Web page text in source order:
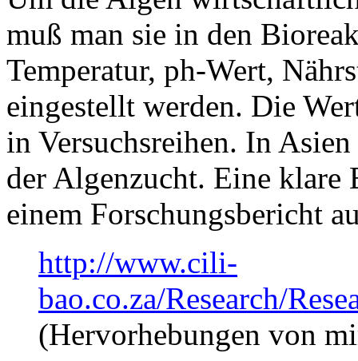
muß man sie in den
Temperatur, ph-Wert,
eingestellt werden. Die
in Versuchsreihen. In
der Algenzucht. Eine klare
einem Forschungsbericht
http://www.cili-
bao.co.za/Research/
(Hervorhebungen von